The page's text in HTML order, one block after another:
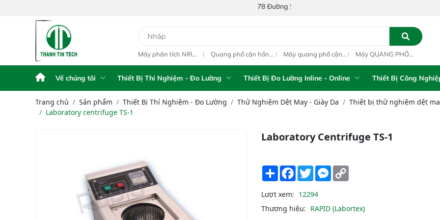
78 Đường Số 1A, Khu Phố 4, Phường Bình Tân, Thành phố Hồ Chí
Phân Tích Điện
Máy Phân Tích Điện
Máy phân tích NIR
Quang phổ cận hồng
Máy quang phổ cận
NIR Analyzer
Máy QUANG PHỔ
Vista-R
Về chúng tôi Thiết Bị Thí Nghiệm - Đo Lường Thiết Bị Đo Lường Inline - Online Thiết Bị Công
Trang chủ Sản phẩm Thiết Bị Thí Nghiệm - Đo Lường Thử Nghiệm Dệt May - Giày Da
Thiết bị thử nghiệm dệt
Laboratory centrifuge TS-1
Laboratory Centrifuge TS-1
Share Facebook
TwitterMessenger
Lượt xem: 12294
Thương hiệu: RAPID (Labortex)